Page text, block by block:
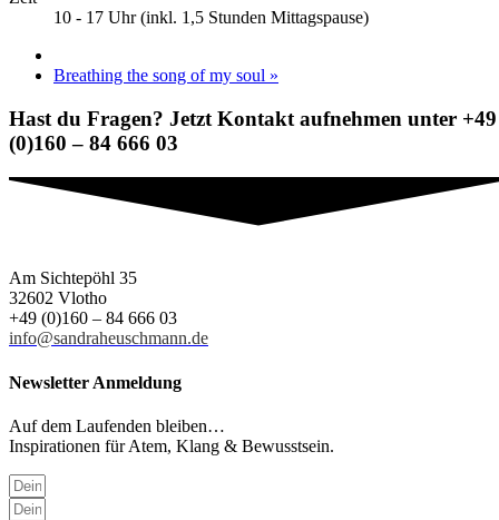
10 - 17 Uhr (inkl. 1,5 Stunden Mittagspause)
Breathing the song of my soul »
Hast du Fragen? Jetzt Kontakt aufnehmen unter +49
(0)160 – 84 666 03
Am Sichtepöhl 35
32602 Vlotho
+49 (0)160 – 84 666 03
info@sandraheuschmann.de
Newsletter Anmeldung
Auf dem Laufenden bleiben…
Inspirationen für Atem, Klang & Bewusstsein.